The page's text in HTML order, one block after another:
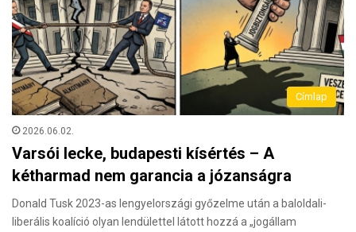
Címlap
2026.06.02.
Varsói lecke, budapesti kísértés – A
kétharmad nem garancia a józanságra
Donald Tusk 2023-as lengyelországi győzelme után a baloldali-
liberális koalíció olyan lendülettel látott hozzá a „jogállam